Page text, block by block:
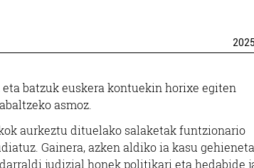
2025
batzuk euskera kontuekin horixe egiten
asmoz.
aurkeztu dituelako salaketak funtzionario
Gainera, azken aldiko ia kasu
judizial honek politikari eta hedabide